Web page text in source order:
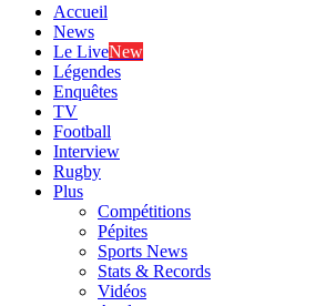
Accueil
News
Le LiveNew
Légendes
Enquêtes
TV
Football
Interview
Rugby
Plus
Compétitions
Pépites
Sports News
Stats & Records
Vidéos